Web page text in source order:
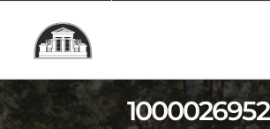
1000026952